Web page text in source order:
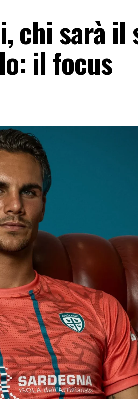
chi sarà il
il focus